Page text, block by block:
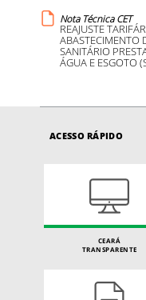
Nota Técnica CET
REAJUSTE
ABASTECIMENTO
SANITÁRIO
ÁGUA E ESGOTO
ACESSO RÁPIDO
CEARÁ
TRANSPARENTE